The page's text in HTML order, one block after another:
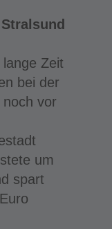
Zeit
bei der
vor
um
spart